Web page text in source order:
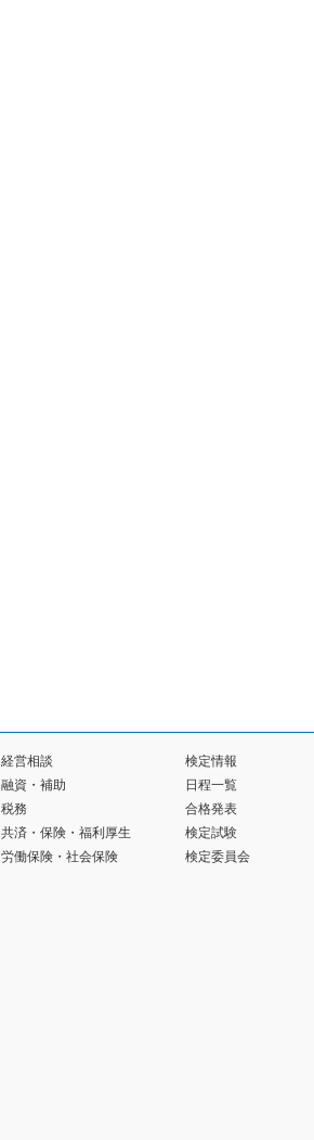
経営相談
融資・補助
税務
共済・保険・福利厚生
労働保険・社会保険
検定情報
日程一覧
合格発表
検定試験
検定委員会